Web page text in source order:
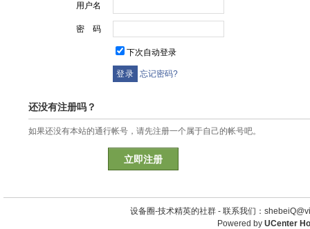
用户名
密 码
下次自动登录
忘记密码?
还没有注册吗？
如果还没有本站的通行帐号，请先注册一个属于自己的帐号吧。
立即注册
设备圈-技术精英的社群 - 联系我们：
Powered by UCenter